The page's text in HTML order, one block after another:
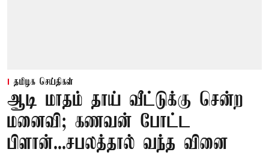
தமிழக செய்திகள்
ஆடி மாதம் தாய் வீட்டுக்கு சென்ற
மனைவி; கணவன் போட்ட
பிளான்...சபலத்தால் வந்த வினை